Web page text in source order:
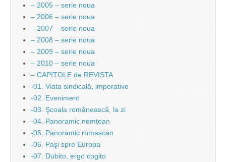
– 2005 – serie noua
– 2006 – serie noua
– 2007 – serie noua
– 2008 – serie noua
– 2009 – serie noua
– 2010 – serie noua
– CAPITOLE de REVISTA
-01. Viata sindicală, imperative
-02. Eveniment
-03. Şcoala românească, la zi
-04. Panoramic nemțean
-05. Panoramic romașcan
-06. Paşi spre Europa
-07. Dubito, ergo cogito